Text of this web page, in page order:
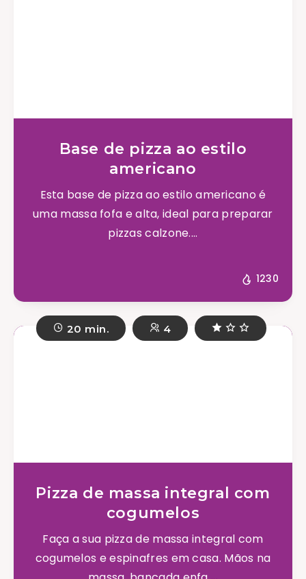
Base de pizza ao estilo
americano
Esta base de pizza ao estilo americano é
uma massa fofa e alta, ideal para preparar
pizzas calzone....
1230
20 min. 4
Pizza de massa integral com
cogumelos
Faça a sua pizza de massa integral com
cogumelos e espinafres em casa. Mãos na